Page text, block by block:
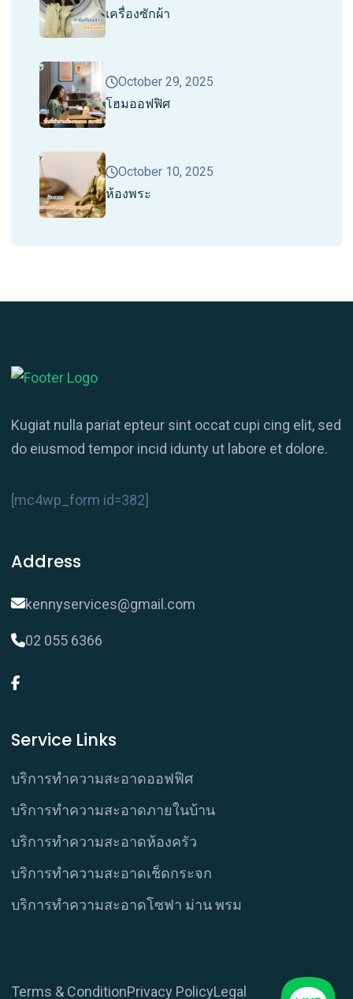
เครื่องซักผ้า
October 29, 2025
โฮมออฟฟิศ
October 10, 2025
ห้องพระ
Kugiat nulla pariat epteur sint occat cupi cing elit, sed
do eiusmod tempor incid idunty ut labore et dolore.
[mc4wp_form id=382]
Address
kennyservices@gmail.com
02 055 6366
Service Links
บริการทำความสะอาดออฟฟิศ
บริการทำความสะอาดภายในบ้าน
บริการทำความสะอาดห้องครัว
บริการทำความสะอาดเช็ดกระจก
บริการทำความสะอาดโซฟา ม่าน พรม
Terms & ConditionPrivacy PolicyLegal